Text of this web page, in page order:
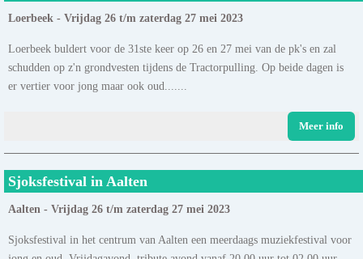
Loerbeek - Vrijdag 26 t/m zaterdag 27 mei 2023
Loerbeek buldert voor de 31ste keer op 26 en 27 mei van de pk's en zal
schudden op z'n grondvesten tijdens de Tractorpulling. Op beide dagen is
er vertier voor jong maar ook oud.......
Meer info
Sjoksfestival in Aalten
Aalten - Vrijdag 26 t/m zaterdag 27 mei 2023
Sjoksfestival in het centrum van Aalten een meerdaags muziekfestival voor